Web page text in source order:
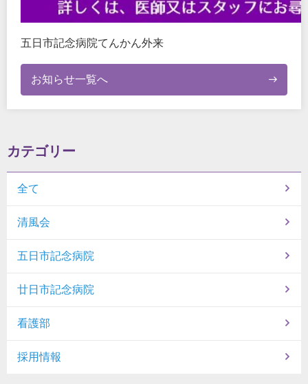
五日市記念病院てんかん外来
お知らせ一覧へ
カテゴリー
全て
清風会
五日市記念病院
廿日市記念病院
看護部
採用情報